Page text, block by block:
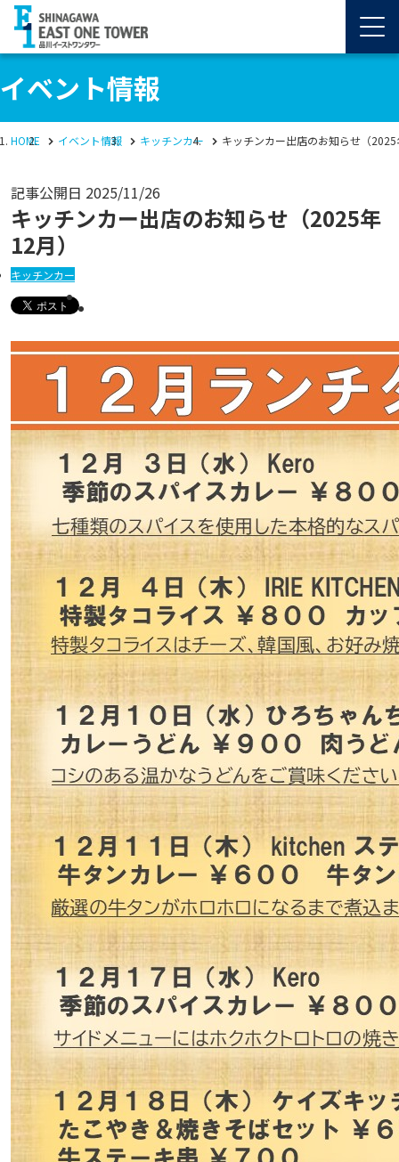
イベント情報
HOME イベント情報 キッチンカー キッチンカー出店のお知らせ（
記事公開日 2025/11/26
キッチンカー出店のお知らせ（2025年
12月）
キッチンカー